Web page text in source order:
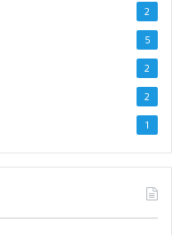
2
5
2
2
1